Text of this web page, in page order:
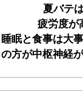
夏バテ
疲労度が
睡眠と食事は大
の方が中枢神経